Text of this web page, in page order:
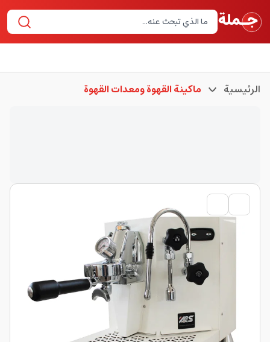
الرئيسية ماكينة القهوة ومعدات القهوة